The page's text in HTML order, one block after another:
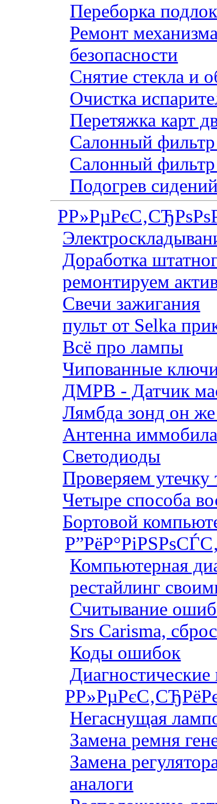
Переборка
Ремонт
безопасности
Снятие стекла и
Очистка
Перетяжка карт
Салонный фильтр
Салонный фильтр
Подогрев
Доработка
ремонтируем
Свечи зажигания
пульт от Selka
Всё про лампы
Чипованные
ДМРВ - Датчик
Лямбда зонд он
Антенна
Светодиоды
Проверяем утечку
Четыре способа
Бортовой
Компьютерная
рестайлинг
Считывание
Srs Carisma,
Коды ошибок
Негаснущая
Замена ремня
Замена
аналоги